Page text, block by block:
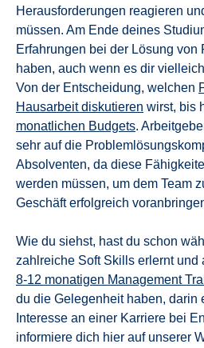
Herausforderungen reagieren
müssen. Am Ende deines
Erfahrungen bei der Lösung von
haben, auch wenn es dir
Von der Entscheidung, welchen
Hausarbeit diskutieren wirst, bis
monatlichen Budgets.
sehr auf die
Absolventen, da diese
werden müssen, um dem Team
Geschäft erfolgreich
Wie du siehst, hast du schon
zahlreiche Soft Skills erlernt und
8-12 monatigen Management
du die Gelegenheit haben, darin
Interesse an einer Karriere bei
informiere dich hier auf unserer